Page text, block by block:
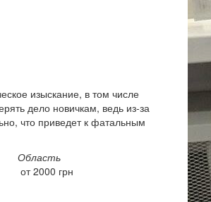
изыскание, в том числе
дело новичкам, ведь из-за
что приведет к фатальным
Область
от 2000 грн